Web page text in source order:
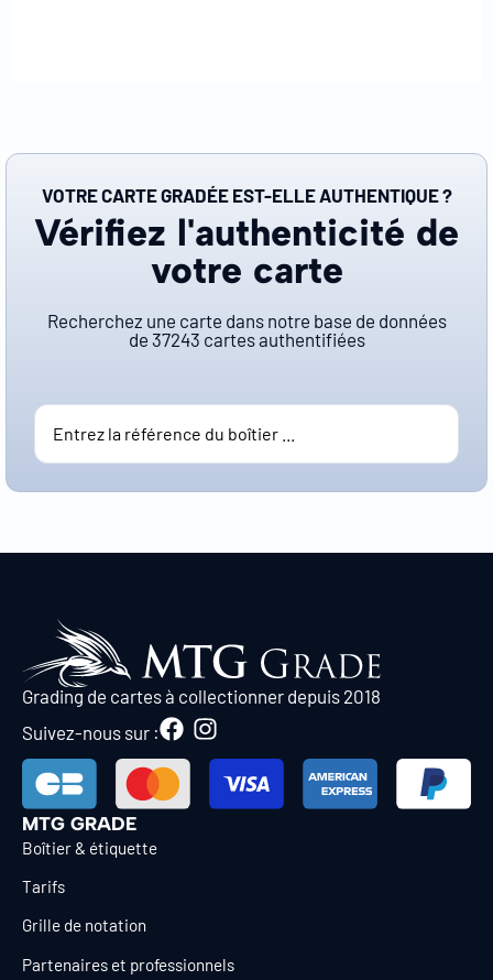
VOTRE CARTE GRADÉE EST-ELLE AUTHENTIQUE ?
Vérifiez l'authenticité de
votre carte
Recherchez une carte dans notre base de données
de 37243 cartes authentifiées
Grading de cartes à collectionner depuis 2018
Suivez-nous sur :
MTG GRADE
Boîtier & étiquette
Tarifs
Grille de notation
Partenaires et professionnels